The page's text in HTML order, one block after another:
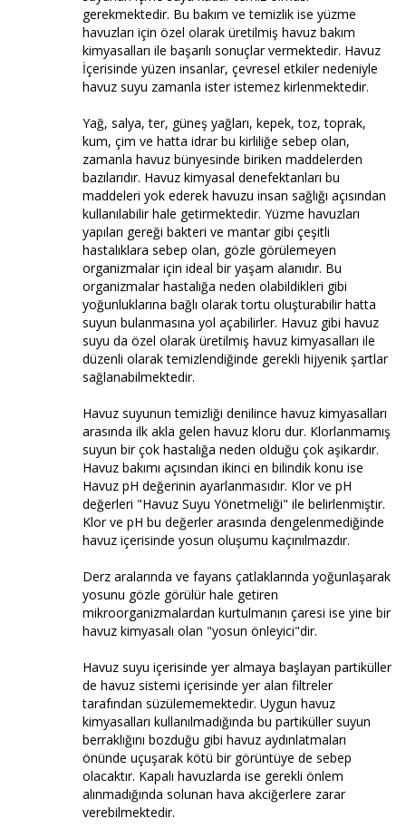
gerekmektedir. Bu bakım ve temizlik ise yüzme
havuzları için özel olarak üretilmiş havuz bakım
kimyasalları ile başarılı sonuçlar vermektedir. Havuz
İçerisinde yüzen insanlar, çevresel etkiler nedeniyle
havuz suyu zamanla ister istemez kirlenmektedir.
Yağ, salya, ter, güneş yağları, kepek, toz, toprak,
kum, çim ve hatta idrar bu kirliliğe sebep olan,
zamanla havuz bünyesinde biriken maddelerden
bazılarıdır. Havuz kimyasal denefektanları bu
maddeleri yok ederek havuzu insan sağlığı açısından
kullanılabilir hale getirmektedir. Yüzme havuzları
yapıları gereği bakteri ve mantar gibi çeşitli
hastalıklara sebep olan, gözle görülemeyen
organizmalar için ideal bir yaşam alanıdır. Bu
organizmalar hastalığa neden olabildikleri gibi
yoğunluklarına bağlı olarak tortu oluşturabilir hatta
suyun bulanmasına yol açabilirler. Havuz gibi havuz
suyu da özel olarak üretilmiş havuz kimyasalları ile
düzenli olarak temizlendiğinde gerekli hijyenik şartlar
sağlanabilmektedir.
Havuz suyunun temizliği denilince havuz kimyasalları
arasında ilk akla gelen havuz kloru dur. Klorlanmamış
suyun bir çok hastalığa neden olduğu çok aşikardır.
Havuz bakımı açısından ikinci en bilindik konu ise
Havuz pH değerinin ayarlanmasıdır. Klor ve pH
değerleri "Havuz Suyu Yönetmeliği" ile belirlenmiştir.
Klor ve pH bu değerler arasında dengelenmediğinde
havuz içerisinde yosun oluşumu kaçınılmazdır.
Derz aralarında ve fayans çatlaklarında yoğunlaşarak
yosunu gözle görülür hale getiren
mikroorganizmalardan kurtulmanın çaresi ise yine bir
havuz kimyasalı olan "yosun önleyici"dir.
Havuz suyu içerisinde yer almaya başlayan partiküller
de havuz sistemi içerisinde yer alan filtreler
tarafından süzülememektedir. Uygun havuz
kimyasalları kullanılmadığında bu partiküller suyun
berraklığını bozduğu gibi havuz aydınlatmaları
önünde uçuşarak kötü bir görüntüye de sebep
olacaktır. Kapalı havuzlarda ise gerekli önlem
alınmadığında solunan hava akciğerlere zarar
verebilmektedir.